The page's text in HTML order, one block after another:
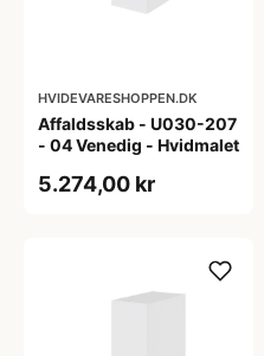
HVIDEVARESHOPPEN.DK
Affaldsskab - U030-207
- 04 Venedig - Hvidmalet
5.274,00 kr